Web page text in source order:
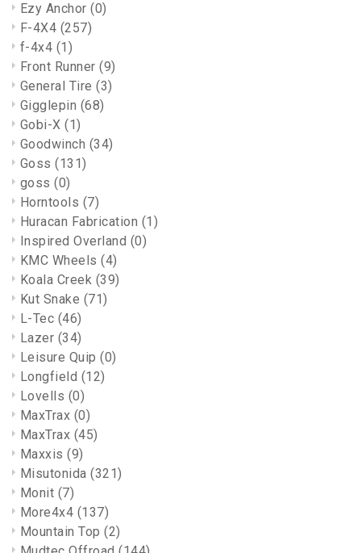
Ezy Anchor(0)
F-4X4 (257)
f-4x4 (1)
Front Runner(9)
General Tire(3)
Gigglepin (68)
Gobi-X(1)
Goodwinch (34)
Goss(131)
goss(0)
Horntools (7)
Huracan Fabrication (1)
Inspired Overland (0)
KMC Wheels(4)
Koala Creek (39)
Kut Snake (71)
L-Tec (46)
Lazer (34)
Leisure Quip(0)
Longfield (12)
Lovells (0)
MaxTrax (0)
MaxTrax (45)
Maxxis(9)
Misutonida(321)
Monit (7)
More4x4 (137)
Mountain Top(2)